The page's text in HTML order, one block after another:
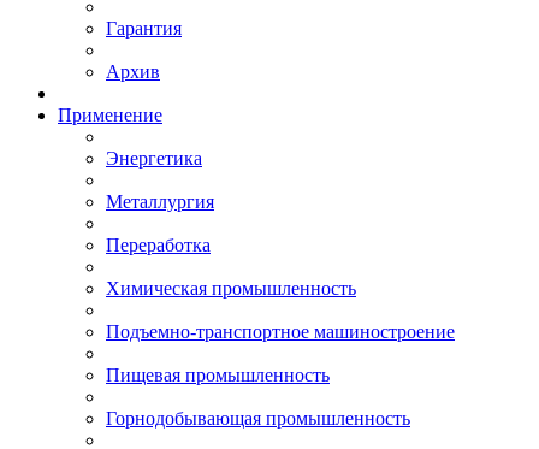
Гарантия
Архив
Применение
Энергетика
Металлургия
Переработка
Химическая промышленность
Подъемно-транспортное машиностроение
Пищевая промышленность
Горнодобывающая промышленность